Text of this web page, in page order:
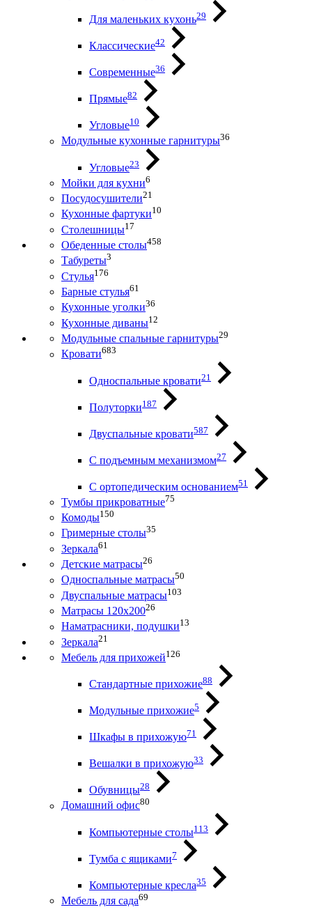
Для маленьких кухонь29
Классические42
Современные36
Прямые82
Угловые10
Модульные кухонные гарнитуры36
Угловые23
Мойки для кухни6
Посудосушители21
Кухонные фартуки10
Столешницы17
Обеденные столы458
Табуреты3
Стулья176
Барные стулья61
Кухонные уголки36
Кухонные диваны12
Модульные спальные гарнитуры29
Кровати683
Односпальные кровати21
Полуторки187
Двуспальные кровати587
С подъемным механизмом27
С ортопедическим основанием51
Тумбы прикроватные75
Комоды150
Гримерные столы35
Зеркала61
Детские матрасы26
Односпальные матрасы50
Двуспальные матрасы103
Матрасы 120х20026
Наматрасники, подушки13
Зеркала21
Мебель для прихожей126
Стандартные прихожие88
Модульные прихожие5
Шкафы в прихожую71
Вешалки в прихожую33
Обувницы28
Домашний офис80
Компьютерные столы113
Тумба с ящиками7
Компьютерные кресла35
Мебель для сада69